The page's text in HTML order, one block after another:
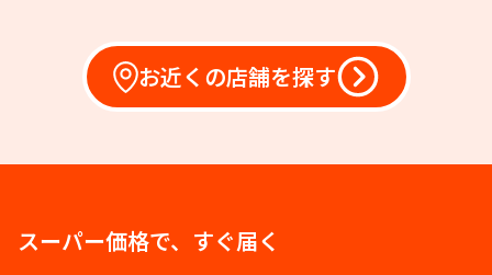
お近くの店舗を探す
スーパー価格で、すぐ届く